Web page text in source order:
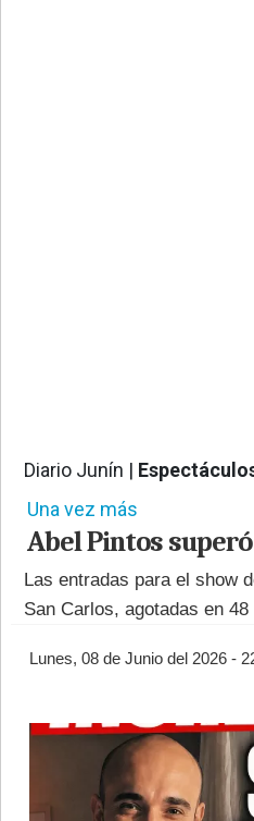
©2007/2026
Diario Junín |
Una vez más
Abel Pintos
Las entradas para el show
San Carlos, agotadas en 48
Lunes, 08 de Junio del 2026 -